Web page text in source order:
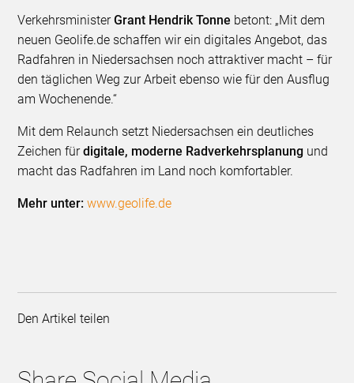
VerkehrsministerGrant Hendrik Tonne betont: „Mit dem
neuen Geolife.de schaffen wir ein digitales Angebot, das
Radfahren in Niedersachsen noch attraktiver macht – für
den täglichen Weg zur Arbeit ebenso wie für den Ausflug
am Wochenende.“
Mit dem Relaunch setzt Niedersachsen ein deutliches
Zeichen fürdigitale, moderne Radverkehrsplanung und
macht das Radfahren im Land noch komfortabler.
Mehr unter:www.geolife.de
Den Artikel teilen